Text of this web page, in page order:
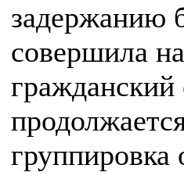
задержанию
совершила
группировка